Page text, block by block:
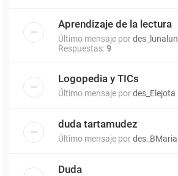
Aprendizaje de la lectura
Último mensaje por
Respuestas:9
Logopedia y TICs
Último mensaje pordes_Elejota
duda tartamudez
Último mensaje pordes_BMaria
Duda